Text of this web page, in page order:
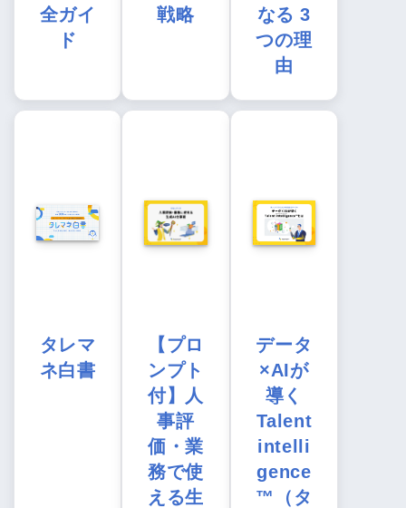
全ガイ
ド
戦略
なる 3
つの理
由
タレマ
ネ白書
【プロ
ンプト
付】人
事評
価・業
務で使
える生
データ
×AIが
導く
Talent
intelli
gence
™（タ